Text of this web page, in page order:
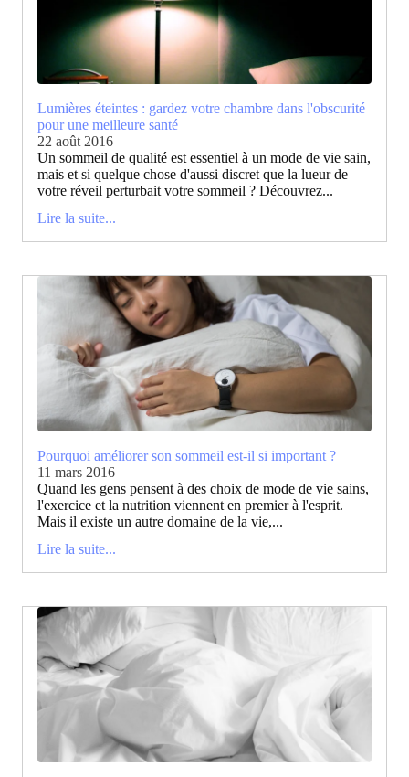
Lumières éteintes : gardez votre chambre dans l'obscurité
pour une meilleure santé
22 août 2016
Un sommeil de qualité est essentiel à un mode de vie sain,
mais et si quelque chose d'aussi discret que la lueur de
votre réveil perturbait votre sommeil ? Découvrez...
Lire la suite...
Pourquoi améliorer son sommeil est-il si important ?
11 mars 2016
Quand les gens pensent à des choix de mode de vie sains,
l'exercice et la nutrition viennent en premier à l'esprit.
Mais il existe un autre domaine de la vie,...
Lire la suite...